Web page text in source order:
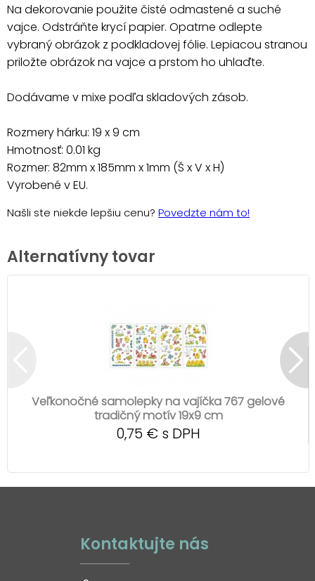
Na dekorovanie použite čisté odmastené a suché
vajce. Odstráňte krycí papier. Opatrne odlepte
vybraný obrázok z podkladovej fólie. Lepiacou stranou
priložte obrázok na vajce a prstom ho uhlaďte.
Dodávame v mixe podľa skladových zásob.
Rozmery hárku: 19 x 9 cm
Hmotnosť: 0.01 kg
Rozmer: 82mm x 185mm x 1mm (Š x V x H)
Vyrobené v EU.
Našli ste niekde lepšiu cenu? Povedzte nám to!
Alternatívny tovar
Veľkonočné samolepky na vajíčka 767 gelové
tradičný motív 19x9 cm
0,75 € s DPH
Kontaktujte nás